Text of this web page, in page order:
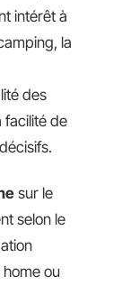
intérêt à
la
des
facilité de
sur le
selon le
ou